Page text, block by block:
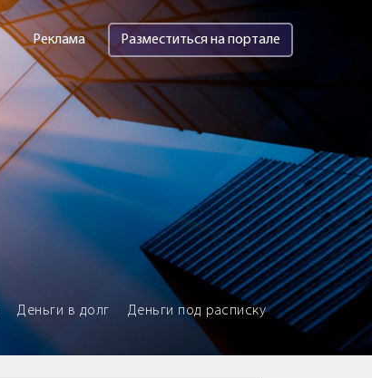
Реклама Разместиться на портале
Деньги в долг Деньги под расписку